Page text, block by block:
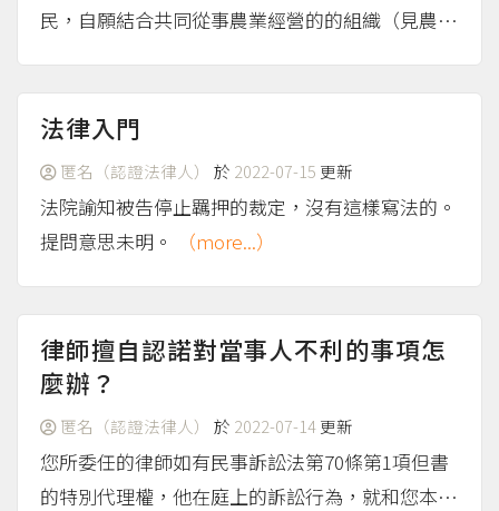
民，自願結合共同從事農業經營的的組織（見農業
對照農業產銷班設立及輔導辦法第7條的規定，產
銷班只需向直轄市或縣（市）政府主管機關申請登
記即可；如果未向法院...
（more...）
法律入門
匿名（認證法律人） 於 2022-07-15 更新
法院諭知被告停止羈押的裁定，沒有這樣寫法的。
提問意思未明。
（more...）
律師擅自認諾對當事人不利的事項怎
麼辦？
匿名（認證法律人） 於 2022-07-14更新
您所委任的律師如有民事訴訟法第70條第1項但書
的特別代理權，他在庭上的訴訟行為，就和您本人